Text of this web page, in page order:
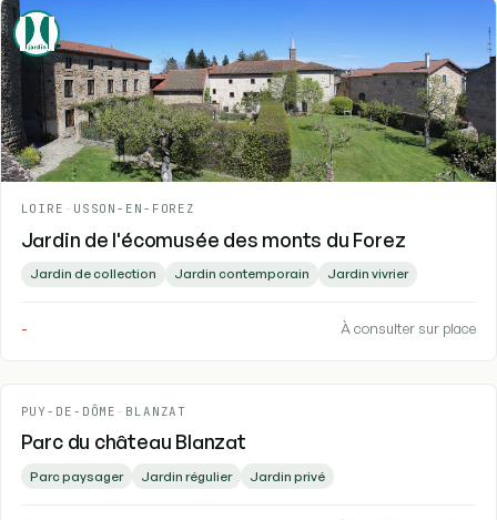
LOIRE - USSON-EN-FOREZ
Jardin de l'écomusée des monts du Forez
Jardin de collection Jardin contemporain Jardin vivrier
- À consulter sur place
PUY-DE-DÔME - BLANZAT
Parc du château Blanzat
Parc paysager Jardin régulier Jardin privé